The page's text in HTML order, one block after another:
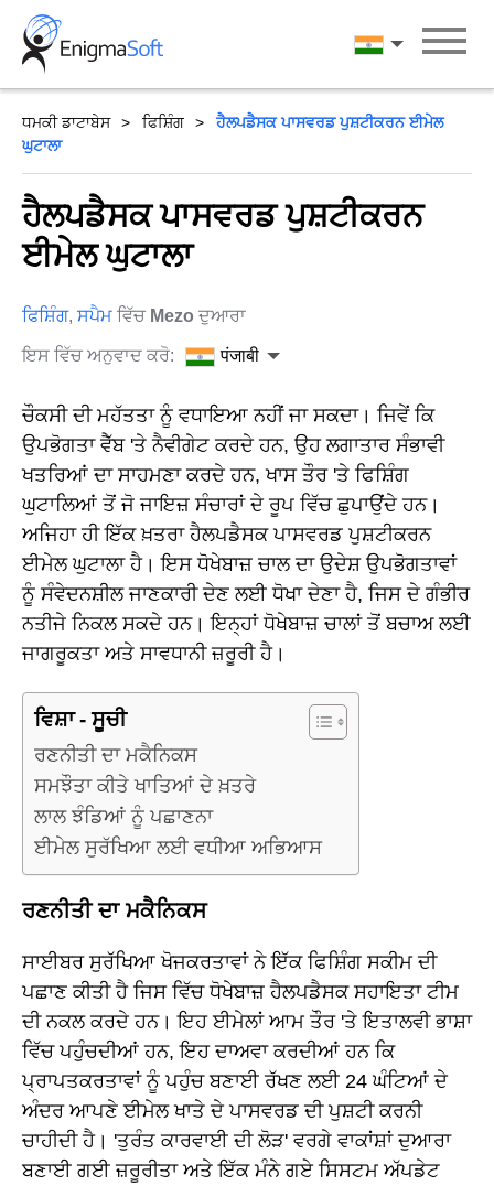
Skip
content
पंजाबी
ਧਮਕੀ ਡਾਟਾਬੇਸ ਫਿਸ਼ਿੰਗ
ਹੈਲਪਡੈਸਕ ਪਾਸਵਰਡ ਪੁਸ਼ਟੀਕਰਨ ਈਮੇਲ
ਘੁਟਾਲਾ
ਹੈਲਪਡੈਸਕ ਪਾਸਵਰਡ ਪੁਸ਼ਟੀਕਰਨ
ਈਮੇਲ ਘੁਟਾਲਾ
ਫਿਸ਼ਿੰਗ, ਸਪੈਮ ਵਿੱਚ Mezo ਦੁਆਰਾ
ਇਸ ਵਿੱਚ ਅਨੁਵਾਦ ਕਰੋ: पंजाबी
ਚੌਕਸੀ ਦੀ ਮਹੱਤਤਾ ਨੂੰ ਵਧਾਇਆ ਨਹੀਂ ਜਾ ਸਕਦਾ। ਜਿਵੇਂ ਕਿ
ਉਪਭੋਗਤਾ ਵੈੱਬ 'ਤੇ ਨੈਵੀਗੇਟ ਕਰਦੇ ਹਨ, ਉਹ ਲਗਾਤਾਰ ਸੰਭਾਵੀ
ਖਤਰਿਆਂ ਦਾ ਸਾਹਮਣਾ ਕਰਦੇ ਹਨ, ਖਾਸ ਤੌਰ 'ਤੇ ਫਿਸ਼ਿੰਗ
ਘੁਟਾਲਿਆਂ ਤੋਂ ਜੋ ਜਾਇਜ਼ ਸੰਚਾਰਾਂ ਦੇ ਰੂਪ ਵਿੱਚ ਛੁਪਾਉਂਦੇ ਹਨ।
ਅਜਿਹਾ ਹੀ ਇੱਕ ਖ਼ਤਰਾ ਹੈਲਪਡੈਸਕ ਪਾਸਵਰਡ ਪੁਸ਼ਟੀਕਰਨ
ਈਮੇਲ ਘੁਟਾਲਾ ਹੈ। ਇਸ ਧੋਖੇਬਾਜ਼ ਚਾਲ ਦਾ ਉਦੇਸ਼ ਉਪਭੋਗਤਾਵਾਂ
ਨੂੰ ਸੰਵੇਦਨਸ਼ੀਲ ਜਾਣਕਾਰੀ ਦੇਣ ਲਈ ਧੋਖਾ ਦੇਣਾ ਹੈ, ਜਿਸ ਦੇ ਗੰਭੀਰ
ਨਤੀਜੇ ਨਿਕਲ ਸਕਦੇ ਹਨ। ਇਨ੍ਹਾਂ ਧੋਖੇਬਾਜ਼ ਚਾਲਾਂ ਤੋਂ ਬਚਾਅ ਲਈ
ਜਾਗਰੂਕਤਾ ਅਤੇ ਸਾਵਧਾਨੀ ਜ਼ਰੂਰੀ ਹੈ।
ਵਿਸ਼ਾ - ਸੂਚੀ
ਰਣਨੀਤੀ ਦਾ ਮਕੈਨਿਕਸ
ਸਮਝੌਤਾ ਕੀਤੇ ਖਾਤਿਆਂ ਦੇ ਖ਼ਤਰੇ
ਲਾਲ ਝੰਡਿਆਂ ਨੂੰ ਪਛਾਣਨਾ
ਈਮੇਲ ਸੁਰੱਖਿਆ ਲਈ ਵਧੀਆ ਅਭਿਆਸ
ਰਣਨੀਤੀ ਦਾ ਮਕੈਨਿਕਸ
ਸਾਈਬਰ ਸੁਰੱਖਿਆ ਖੋਜਕਰਤਾਵਾਂ ਨੇ ਇੱਕ ਫਿਸ਼ਿੰਗ ਸਕੀਮ ਦੀ
ਪਛਾਣ ਕੀਤੀ ਹੈ ਜਿਸ ਵਿੱਚ ਧੋਖੇਬਾਜ਼ ਹੈਲਪਡੈਸਕ ਸਹਾਇਤਾ ਟੀਮ
ਦੀ ਨਕਲ ਕਰਦੇ ਹਨ। ਇਹ ਈਮੇਲਾਂ ਆਮ ਤੌਰ 'ਤੇ ਇਤਾਲਵੀ ਭਾਸ਼ਾ
ਵਿੱਚ ਪਹੁੰਚਦੀਆਂ ਹਨ, ਇਹ ਦਾਅਵਾ ਕਰਦੀਆਂ ਹਨ ਕਿ
ਪ੍ਰਾਪਤਕਰਤਾਵਾਂ ਨੂੰ ਪਹੁੰਚ ਬਣਾਈ ਰੱਖਣ ਲਈ 24 ਘੰਟਿਆਂ ਦੇ
ਅੰਦਰ ਆਪਣੇ ਈਮੇਲ ਖਾਤੇ ਦੇ ਪਾਸਵਰਡ ਦੀ ਪੁਸ਼ਟੀ ਕਰਨੀ
ਚਾਹੀਦੀ ਹੈ। 'ਤੁਰੰਤ ਕਾਰਵਾਈ ਦੀ ਲੋੜ' ਵਰਗੇ ਵਾਕਾਂਸ਼ਾਂ ਦੁਆਰਾ
ਬਣਾਈ ਗਈ ਜ਼ਰੂਰੀਤਾ ਅਤੇ ਇੱਕ ਮੰਨੇ ਗਏ ਸਿਸਟਮ ਅੱਪਡੇਟ